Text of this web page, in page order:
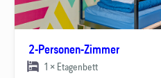
2-Personen-Zimmer
1 × Etagenbett